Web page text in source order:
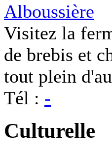
Alboussière
Visitez la
de brebis et
tout plein
Tél : -
Culturelle